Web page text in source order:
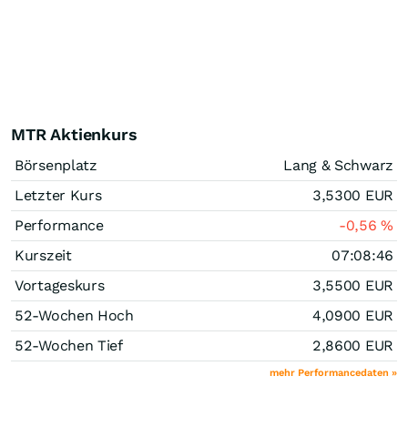
MTR Aktienkurs
Börsenplatz
Lang & Schwarz
Letzter Kurs
3,5300 EUR
Performance
-0,56%
Kurszeit
07:08:46
Vortageskurs
3,5500 EUR
52-Wochen Hoch
4,0900 EUR
52-Wochen Tief
2,8600 EUR
mehr Performancedaten »